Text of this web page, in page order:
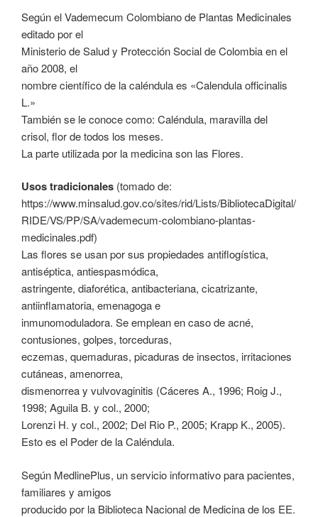
Según el Vademecum Colombiano de Plantas Medicinales
editado por el
Ministerio de Salud y Protección Social de Colombia en el
año 2008, el
nombre científico de la caléndula es «Calendula officinalis
L.»
También se le conoce como: Caléndula, maravilla del
crisol, flor de todos los meses.
La parte utilizada por la medicina son las Flores.
Usos tradicionales (tomado de:
https://www.minsalud.gov.co/sites/rid/Lists/BibliotecaDigital/
RIDE/VS/PP/SA/vademecum-colombiano-plantas-
medicinales.pdf)
Las flores se usan por sus propiedades antiflogística,
antiséptica, antiespasmódica,
astringente, diaforética, antibacteriana, cicatrizante,
antiinflamatoria, emenagoga e
inmunomoduladora. Se emplean en caso de acné,
contusiones, golpes, torceduras,
eczemas, quemaduras, picaduras de insectos, irritaciones
cutáneas, amenorrea,
dismenorrea y vulvovaginitis (Cáceres A., 1996; Roig J.,
1998; Aguila B. y col., 2000;
Lorenzi H. y col., 2002; Del Rio P., 2005; Krapp K., 2005).
Esto es el Poder de la Caléndula.
Según MedlinePlus, un servicio informativo para pacientes,
familiares y amigos
producido por la Biblioteca Nacional de Medicina de los EE.